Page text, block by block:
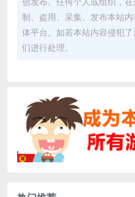
制、盗用、采集、发布本站
体平台。如若本站内容侵犯
们进行处理。